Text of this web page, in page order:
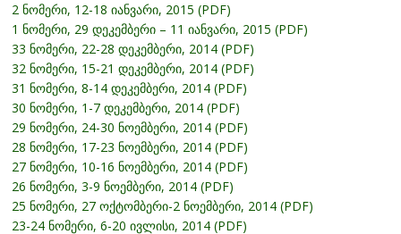
2 ნომერი, 12-18 იანვარი, 2015 (PDF)
1 ნომერი, 29 დეკემბერი – 11 იანვარი, 2015 (PDF)
33 ნომერი, 22-28 დეკემბერი, 2014 (PDF)
32 ნომერი, 15-21 დეკემბერი, 2014 (PDF)
31 ნომერი, 8-14 დეკემბერი, 2014 (PDF)
30 ნომერი, 1-7 დეკემბერი, 2014 (PDF)
29 ნომერი, 24-30 ნოემბერი, 2014 (PDF)
28 ნომერი, 17-23 ნოემბერი, 2014 (PDF)
27 ნომერი, 10-16 ნოემბერი, 2014 (PDF)
26 ნომერი, 3-9 ნოემბერი, 2014 (PDF)
25 ნომერი, 27 ოქტომბერი-2 ნოემბერი, 2014 (PDF)
23-24 ნომერი, 6-20 ივლისი, 2014 (PDF)